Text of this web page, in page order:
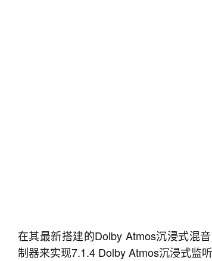
在其最新搭建的Dolby Atmos沉浸式混
制器来实现7.1.4 Dolby Atmos沉浸式监听